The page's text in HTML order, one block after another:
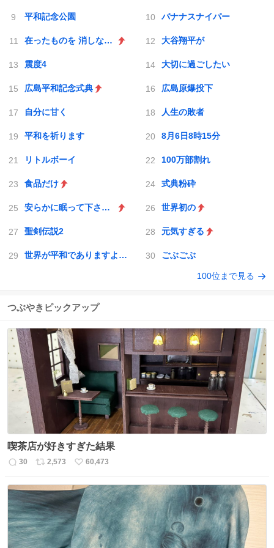
平和記念公園 バナナスナイパー
在ったものを 消しながら 大谷翔平が
震度4 大切に過ごしたい
広島平和記念式典 広島原爆投下
自分に甘く 人生の敗者
平和を祈ります 8月6日8時15分
リトルボーイ 100万部割れ
食品だけ 式典粉砕
安らかに眠って下さい 過ちは繰返しませぬから 世界初の
聖剣伝説2 元気すぎる
世界が平和でありますように ごぶごぶ
100位まで見る
つぶやきピックアップ
喫茶店が好きすぎた結果
返
数
30
リ
ス
ト
数
2,573
い
ね
数
60,473